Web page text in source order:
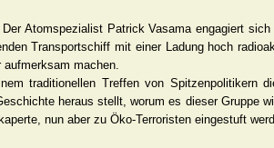
Atomspezialist Patrick Vasama engagiert
Transportschiff mit einer Ladung hoch
aufmerksam machen.
traditionellen Treffen von Spitzenpolitikern
heraus stellt, worum es dieser Gruppe
nun aber zu Öko-Terroristen eingestuft